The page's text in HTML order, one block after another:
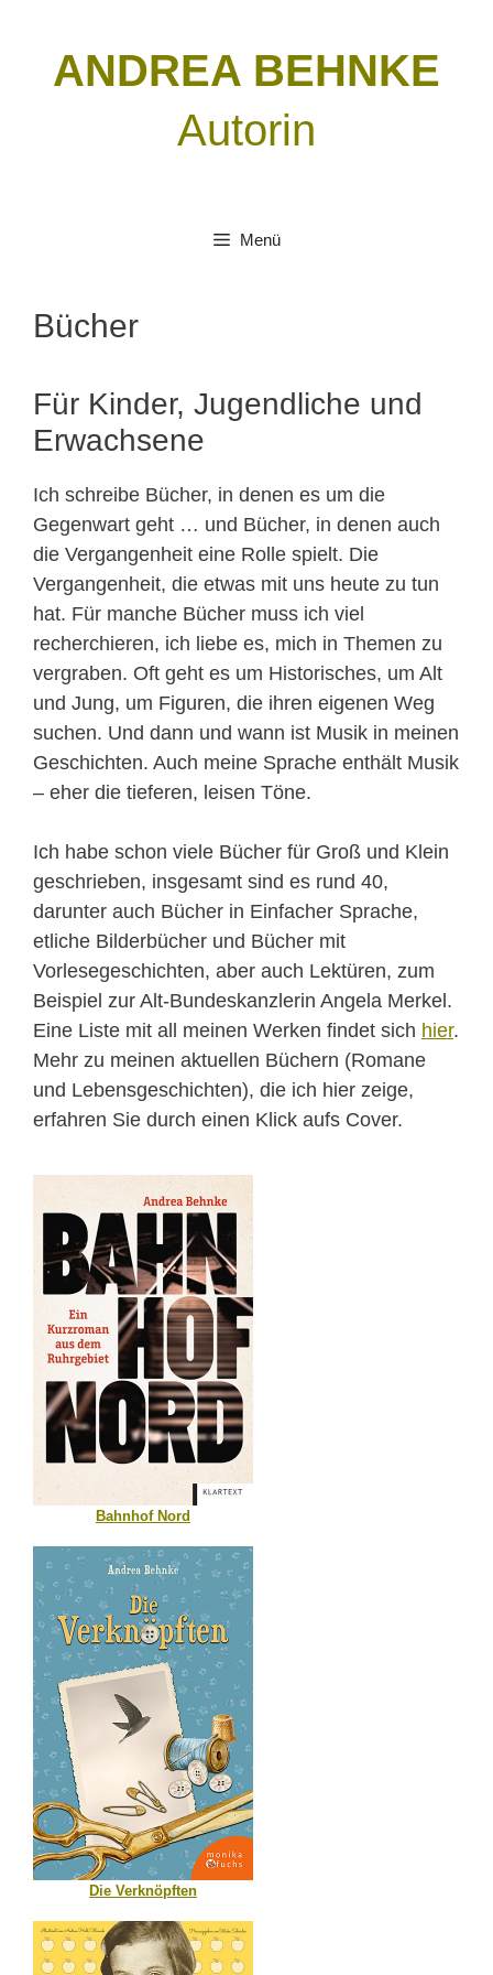
springenANDREA BEHNKE
Autorin
Menü
Bücher
Für Kinder, Jugendliche und
Erwachsene
Ich schreibe Bücher, in denen es um die
Gegenwart geht … und Bücher, in denen auch
die Vergangenheit eine Rolle spielt. Die
Vergangenheit, die etwas mit uns heute zu tun
hat. Für manche Bücher muss ich viel
recherchieren, ich liebe es, mich in Themen zu
vergraben. Oft geht es um Historisches, um Alt
und Jung, um Figuren, die ihren eigenen Weg
suchen. Und dann und wann ist Musik in meinen
Geschichten. Auch meine Sprache enthält Musik
– eher die tieferen, leisen Töne.
Ich habe schon viele Bücher für Groß und Klein
geschrieben, insgesamt sind es rund 40,
darunter auch Bücher in Einfacher Sprache,
etliche Bilderbücher und Bücher mit
Vorlesegeschichten, aber auch Lektüren, zum
Beispiel zur Alt-Bundeskanzlerin Angela Merkel.
Eine Liste mit all meinen Werken findet sich hier.
Mehr zu meinen aktuellen Büchern (Romane
und Lebensgeschichten), die ich hier zeige,
erfahren Sie durch einen Klick aufs Cover.
Bahnhof Nord
Die Verknöpften